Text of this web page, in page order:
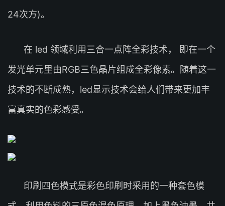
24次方)。
在 led 领域利用三合一点阵全彩技术， 即在一个
发光单元里由RGB三色晶片组成全彩像素。随着这一
技术的不断成熟，led显示技术会给人们带来更加丰
富真实的色彩感受。
印刷四色模式是彩色印刷时采用的一种套色模